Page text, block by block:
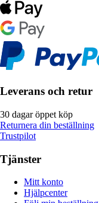
Leverans och retur
30 dagar öppet köp
Returnera din beställning
Trustpilot
Tjänster
Mitt konto
Hjälpcenter